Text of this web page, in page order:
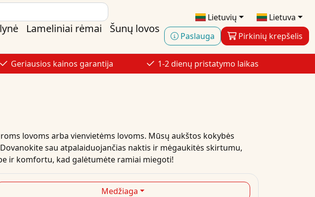
Lietuvių
Lietuva
Paslauga
Pirkinių krepšelis
Lameliniai rėmai Šunų lovos
Geriausios kainos garantija 1-2 dienų pristatymo laikas
lovoms arba vienvietėms lovoms. Mūsų aukštos kokybės
sau atpalaiduojančias naktis ir mėgaukitės skirtumu,
ir komfortu, kad galėtumėte ramiai miegoti!
Medžiaga